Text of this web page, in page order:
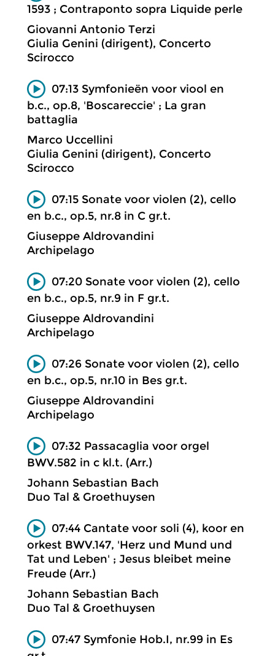
1593 ; Contraponto sopra Liquide perle
Giovanni Antonio Terzi
Giulia Genini (dirigent), Concerto
Scirocco
07:13 Symfonieën voor viool en
b.c., op.8, 'Boscareccie' ; La gran
battaglia
Marco Uccellini
Giulia Genini (dirigent), Concerto
Scirocco
07:15 Sonate voor violen (2), cello
en b.c., op.5, nr.8 in C gr.t.
Giuseppe Aldrovandini
Archipelago
07:20 Sonate voor violen (2), cello
en b.c., op.5, nr.9 in F gr.t.
Giuseppe Aldrovandini
Archipelago
07:26 Sonate voor violen (2), cello
en b.c., op.5, nr.10 in Bes gr.t.
Giuseppe Aldrovandini
Archipelago
07:32 Passacaglia voor orgel
BWV.582 in c kl.t. (Arr.)
Johann Sebastian Bach
Duo Tal & Groethuysen
07:44 Cantate voor soli (4), koor en
orkest BWV.147, 'Herz und Mund und
Tat und Leben' ; Jesus bleibet meine
Freude (Arr.)
Johann Sebastian Bach
Duo Tal & Groethuysen
07:47 Symfonie Hob.I, nr.99 in Es